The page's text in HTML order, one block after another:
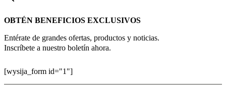
OBTÉN BENEFICIOS EXCLUSIVOS
Entérate de grandes ofertas, productos y noticias.
Inscríbete a nuestro boletín ahora.
[wysija_form id="1"]